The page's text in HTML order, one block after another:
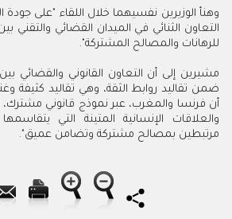
وهنأ الوزيرين نفسيهما خلال اللقاء "على جودة
التعاون الثنائي في الميدان القضائي والتقني
للرهانات والمصالح المشتركة".
مشيرين إلى أن التعاون القانوني والقضائي
ضمن تقاليد روابط الثقة، وهي تقاليد كثيفة
أن فرنسا والمغرب، عبر نموذج قانوني مشترك، ل
والعلاقات الإنسانية المتينة التي
مرتبطين بمصالح مشتركة وتضامن عميق".